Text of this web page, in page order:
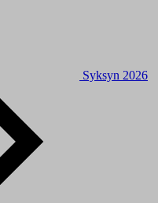
Syksyn 2026